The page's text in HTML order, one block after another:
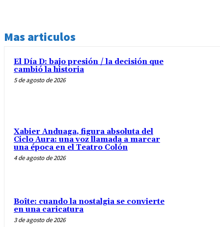
Mas articulos
El Día D: bajo presión / la decisión que
cambió la historia
5 de agosto de 2026
Xabier Anduaga, figura absoluta del
Ciclo Aura: una voz llamada a marcar
una época en el Teatro Colón
4 de agosto de 2026
Boîte: cuando la nostalgia se convierte
en una caricatura
3 de agosto de 2026